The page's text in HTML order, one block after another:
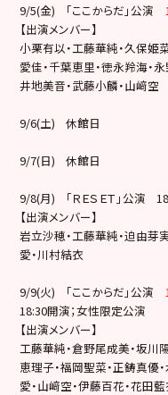
9/5(金) 「ここからだ」公演
【出演メンバー】
小栗有以・工藤華純・久保姫
愛佳・千葉恵里・徳永羚海・
井地美音・武藤小麟・山﨑空
9/6(土) 休館日
9/7(日) 休館日
9/8(月) 「ＲＥＳＥＴ」公演
【出演メンバー】
岩立沙穂・工藤華純・迫由芽
愛・川村結衣
9/9(火) 「ここからだ」公演
18:30開演；女性限定公演
【出演メンバー】
工藤華純・倉野尾成美・坂川
恵理子・福岡聖菜・正鋳真優
愛・山﨑空・伊藤百花・花田